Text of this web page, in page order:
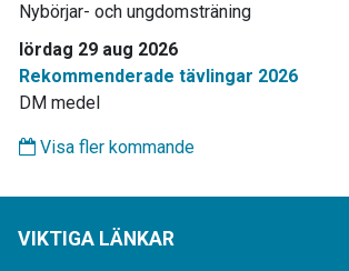
Nybörjar- och ungdomsträning
lördag 29 aug 2026
Rekommenderade tävlingar 2026
DM medel
Visa fler kommande
VIKTIGA LÄNKAR